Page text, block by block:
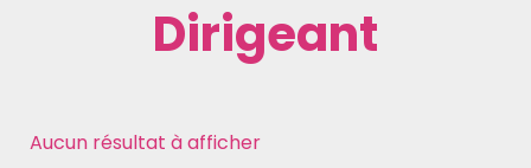
Dirigeant
Aucun résultat à afficher